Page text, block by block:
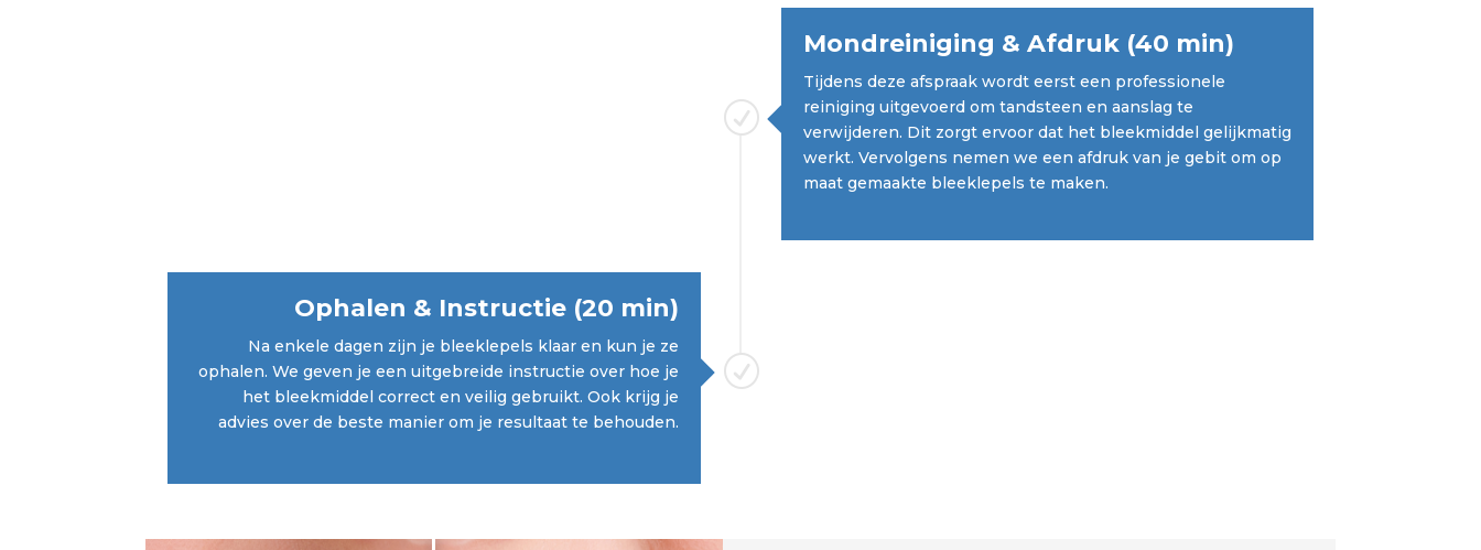
R
Mondreiniging & Afdruk (40 min)
Tijdens deze afspraak wordt eerst een professionele
reiniging uitgevoerd om tandsteen en aanslag te
verwijderen. Dit zorgt ervoor dat het bleekmiddel gelijkmatig
werkt. Vervolgens nemen we een afdruk van je gebit om op
maat gemaakte bleeklepels te maken.
R
Ophalen & Instructie (20 min)
Na enkele dagen zijn je bleeklepels klaar en kun je ze
ophalen. We geven je een uitgebreide instructie over hoe je
het bleekmiddel correct en veilig gebruikt. Ook krijg je
advies over de beste manier om je resultaat te behouden.